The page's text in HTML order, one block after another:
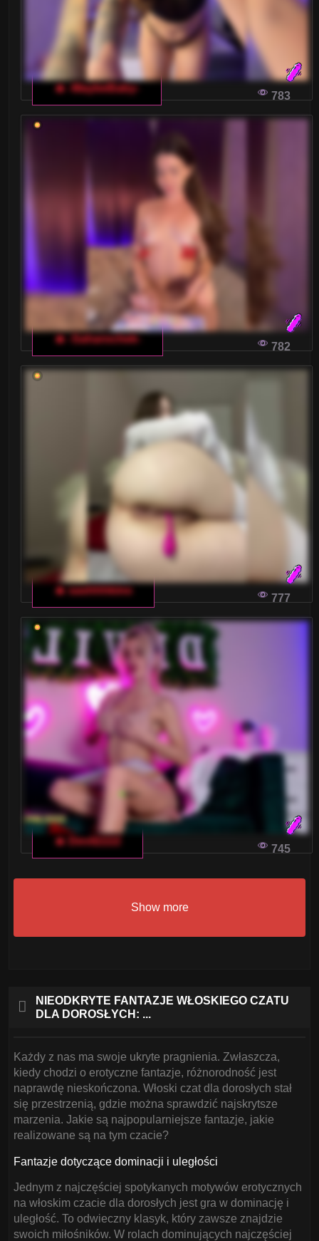
🔥 -MaybeBaby-
783
🔥 -Saharochek-
782
🔥 sashhhkino
777
🔥 Devil2222
745
Show more
NIEODKRYTE FANTAZJE WŁOSKIEGO CZATU
DLA DOROSŁYCH: ...
Każdy z nas ma swoje ukryte pragnienia. Zwłaszcza,
kiedy chodzi o erotyczne fantazje, różnorodność jest
naprawdę nieskończona. Włoski czat dla dorosłych stał
się przestrzenią, gdzie można sprawdzić najskrytsze
marzenia. Jakie są najpopularniejsze fantazje, jakie
realizowane są na tym czacie?
Fantazje dotyczące dominacji i uległości
Jednym z najczęściej spotykanych motywów erotycznych
na włoskim czacie dla dorosłych jest gra w dominację i
uległość. To odwieczny klasyk, który zawsze znajdzie
swoich miłośników. W rolach dominujących najczęściej